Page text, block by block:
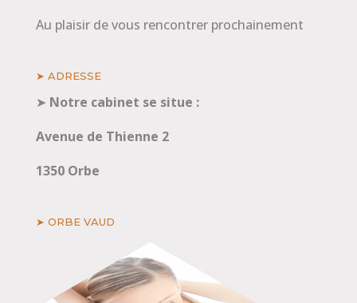
Au plaisir de vous rencontrer prochainement
➤ ADRESSE
➤ Notre cabinet se situe :
Avenue de Thienne 2
1350 Orbe
➤ ORBE VAUD